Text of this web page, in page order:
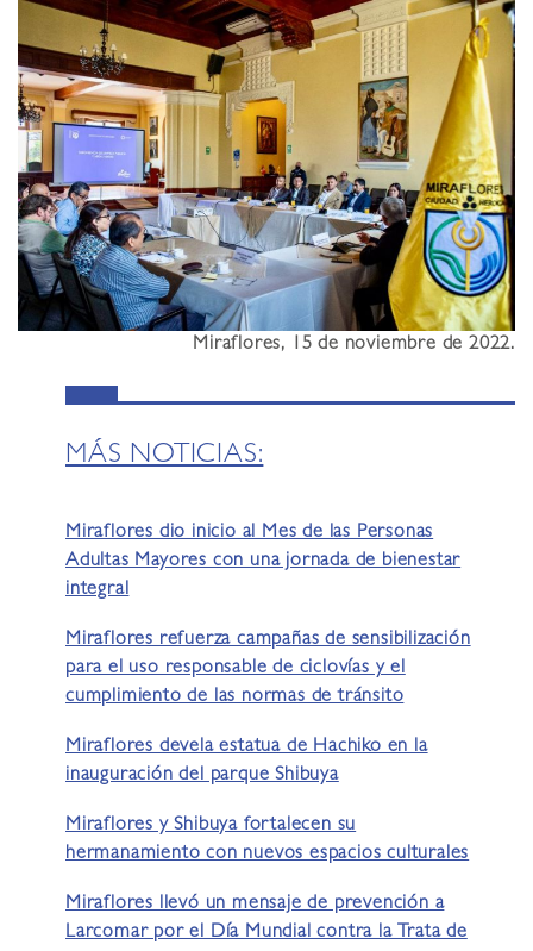
Miraflores, 15 de noviembre de 2022.
MÁS NOTICIAS:
Miraflores dio inicio al Mes de las Personas
Adultas Mayores con una jornada de bienestar
integral
Miraflores refuerza campañas de sensibilización
para el uso responsable de ciclovías y el
cumplimiento de las normas de tránsito
Miraflores devela estatua de Hachiko en la
inauguración del parque Shibuya
Miraflores y Shibuya fortalecen su
hermanamiento con nuevos espacios culturales
Miraflores llevó un mensaje de prevención a
Larcomar por el Día Mundial contra la Trata de